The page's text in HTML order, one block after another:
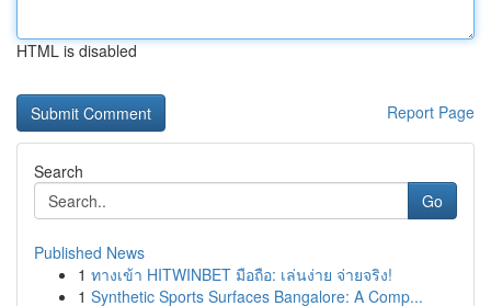
HTML is disabled
Report Page
Search
Go
Published News
1 ทางเข้า HITWINBET มือถือ: เล่นง่าย จ่ายจริง!
1 Synthetic Sports Surfaces Bangalore: A Comp...